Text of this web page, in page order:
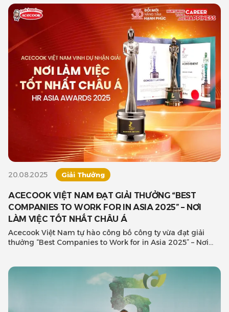
20.08.2025 Giải Thưởng
ACECOOK VIỆT NAM ĐẠT GIẢI THƯỞNG “BEST
COMPANIES TO WORK FOR IN ASIA 2025” – NƠI
LÀM VIỆC TỐT NHẤT CHÂU Á
Acecook Việt Nam tự hào công bố công ty vừa đạt giải
thưởng “Best Companies to Work for in Asia 2025” – Nơi